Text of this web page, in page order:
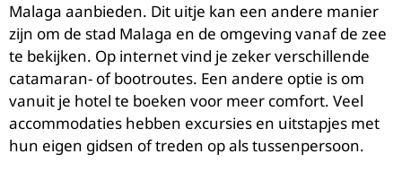
Malaga aanbieden. Dit uitje kan een andere manier
zijn om de stad Malaga en de omgeving vanaf de zee
te bekijken. Op internet vind je zeker verschillende
catamaran- of bootroutes. Een andere optie is om
vanuit je hotel te boeken voor meer comfort. Veel
accommodaties hebben excursies en uitstapjes met
hun eigen gidsen of treden op als tussenpersoon.